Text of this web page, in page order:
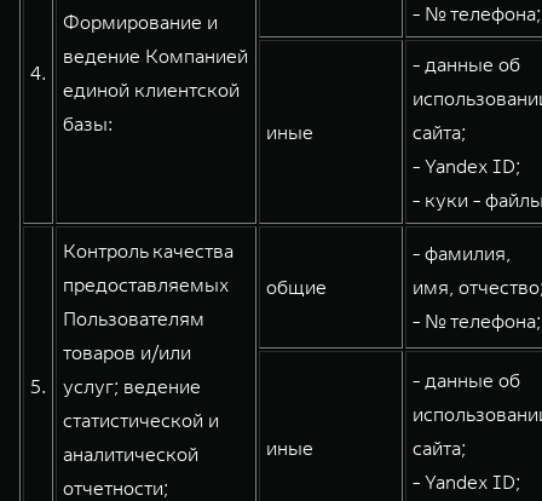
4.
Формирование и
ведение Компанией
единой клиентской
базы:
- № телефона;
иные
- данные об
сайта;
- Yandex ID;
- куки -
5.
Контроль качества
предоставляемых
Пользователям
товаров и/или
услуг; ведение
статистической и
аналитической
отчетности;
общие
- фамилия,
имя,
- № телефона;
иные
- данные об
сайта;
- Yandex ID;